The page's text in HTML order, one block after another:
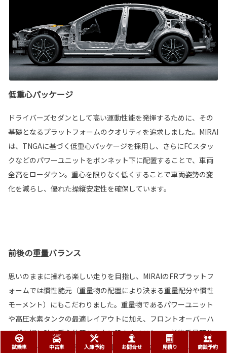
低重心パッケージ
ドライバーズセダンとして高い運動性能を発揮するために、その
基礎となるプラットフォームのクオリティを追求しました。MIRAI
は、TNGAに基づく低重心パッケージを採用し、さらにFCスタッ
クなどのパワーユニットをボンネット下に配置することで、車両
全高をローダウン。重心を限りなく低くすることで車両姿勢の変
化を減らし、優れた操縦安定性を確保しています。
前後の重量バランス
思いのままに操れる楽しい走りを目指し、MIRAIのFRプラットフ
ォームでは慣性諸元（重量物の配置により決まる重量配分や慣性
モーメント）にもこだわりました。重量物であるパワーユニット
や高圧水素タンクの最適レイアウトに加え、フロントオーバーハ
ングを切り詰め重心位置を中央に設定することで、前後重量配分
と慣性モーメントを最適化。旋回時や減速・加速時において、自
試乗車 中古車 入庫予約 お問合せ 見積り 商談予約